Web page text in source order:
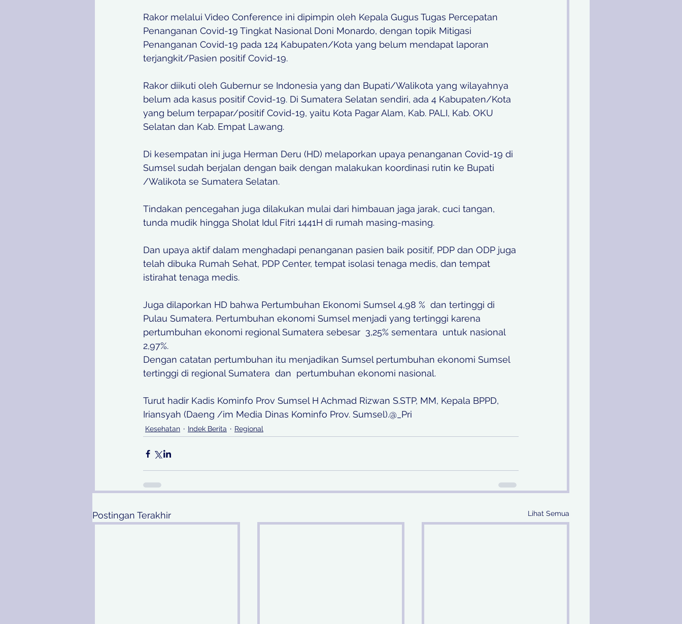
Rakor melalui Video Conference ini dipimpin oleh Kepala Gugus Tugas Percepatan
Penanganan Covid-19 Tingkat Nasional Doni Monardo, dengan topik Mitigasi
Penanganan Covid-19 pada 124 Kabupaten/Kota yang belum mendapat laporan
terjangkit/Pasien positif Covid-19.
Rakor diikuti oleh Gubernur se Indonesia yang dan Bupati/Walikota yang wilayahnya
belum ada kasus positif Covid-19. Di Sumatera Selatan sendiri, ada 4 Kabupaten/Kota
yang belum terpapar/positif Covid-19, yaitu Kota Pagar Alam, Kab. PALI, Kab. OKU
Selatan dan Kab. Empat Lawang.
Di kesempatan ini juga Herman Deru (HD) melaporkan upaya penanganan Covid-19 di
Sumsel sudah berjalan dengan baik dengan malakukan koordinasi rutin ke Bupati
/Walikota se Sumatera Selatan.
Tindakan pencegahan juga dilakukan mulai dari himbauan jaga jarak, cuci tangan,
tunda mudik hingga Sholat Idul Fitri 1441H di rumah masing-masing.
Dan upaya aktif dalam menghadapi penanganan pasien baik positif, PDP dan ODP juga
telah dibuka Rumah Sehat, PDP Center, tempat isolasi tenaga medis, dan tempat
istirahat tenaga medis.
Juga dilaporkan HD bahwa Pertumbuhan Ekonomi Sumsel 4,98 %  dan tertinggi di
Pulau Sumatera. Pertumbuhan ekonomi Sumsel menjadi yang tertinggi karena
pertumbuhan ekonomi regional Sumatera sebesar  3,25% sementara  untuk nasional
2,97%.
Dengan catatan pertumbuhan itu menjadikan Sumsel pertumbuhan ekonomi Sumsel
tertinggi di regional Sumatera  dan  pertumbuhan ekonomi nasional.
Turut hadir Kadis Kominfo Prov Sumsel H Achmad Rizwan S.STP, MM, Kepala BPPD,
Iriansyah (Daeng /im Media Dinas Kominfo Prov. Sumsel).@_Pri
Kesehatan Indek Berita Regional
Postingan Terakhir Lihat Semua